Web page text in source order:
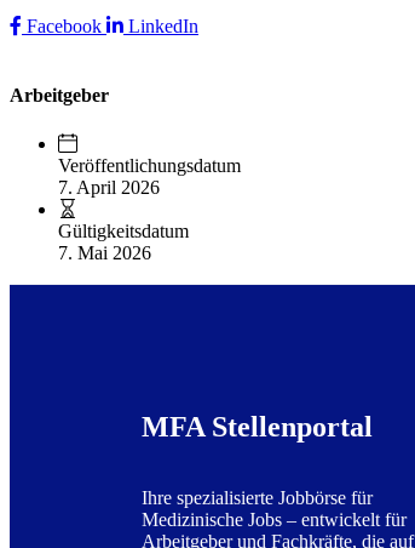
Facebook
LinkedIn
Arbeitgeber
Veröffentlichungsdatum
7. April 2026
Gültigkeitsdatum
7. Mai 2026
MFA Stellenportal
Ihre spezialisierte Jobbörse für
Medizinische Jobs – entwickelt für
Arbeitgeber und Fachkräfte, die auf